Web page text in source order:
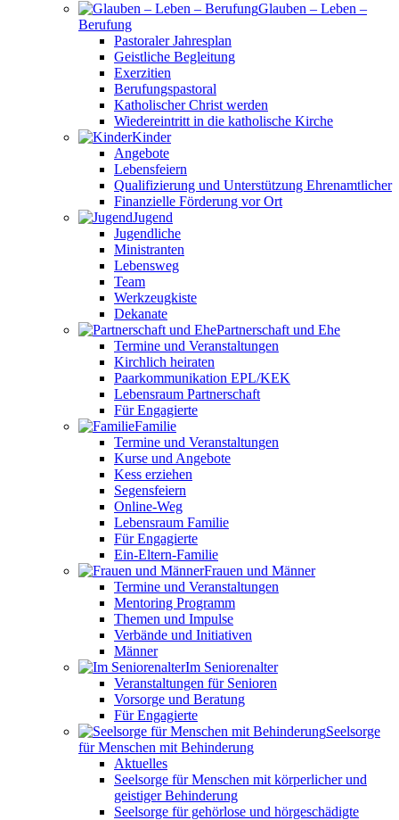
Glauben – Leben –
Berufung
Pastoraler Jahresplan
Geistliche Begleitung
Exerzitien
Berufungspastoral
Katholischer Christ werden
Wiedereintritt in die katholische Kirche
Kinder
Angebote
Lebensfeiern
Qualifizierung und Unterstützung Ehrenamtlicher
Finanzielle Förderung vor Ort
Jugend
Jugendliche
Ministranten
Lebensweg
Team
Werkzeugkiste
Dekanate
Partnerschaft und Ehe
Termine und Veranstaltungen
Kirchlich heiraten
Paarkommunikation EPL/KEK
Lebensraum Partnerschaft
Für Engagierte
Familie
Termine und Veranstaltungen
Kurse und Angebote
Kess erziehen
Segensfeiern
Online-Weg
Lebensraum Familie
Für Engagierte
Ein-Eltern-Familie
Frauen und Männer
Termine und Veranstaltungen
Mentoring Programm
Themen und Impulse
Verbände und Initiativen
Männer
Im Seniorenalter
Veranstaltungen für Senioren
Vorsorge und Beratung
Für Engagierte
Seelsorge
für Menschen mit Behinderung
Aktuelles
Seelsorge für Menschen mit körperlicher und
geistiger Behinderung
Seelsorge für gehörlose und hörgeschädigte